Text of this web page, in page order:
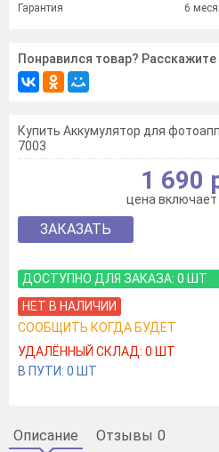
Гарантия
6
Понравился товар?
Купить Аккумулятор для
7003
1 690
цена
ЗАКАЗАТЬ
ДОСТУПНО ДЛЯ ЗАКАЗА: 0 ШТ
НЕТ В НАЛИЧИИ
СООБЩИТЬ КОГДА БУДЕТ
УДАЛЁННЫЙ СКЛАД: 0 ШТ
В ПУТИ: 0 ШТ
Описание Отзывы 0